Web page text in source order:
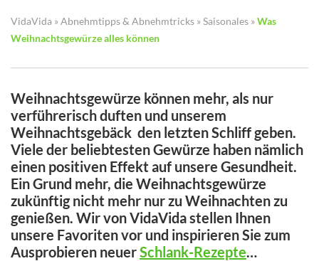
VidaVida »Abnehmtipps & Abnehmtricks »Saisonales »Was
Weihnachtsgewürze alles können
Weihnachtsgewürze können mehr, als nur
verführerisch duften und unserem
Weihnachtsgebäck den letzten Schliff geben.
Viele der beliebtesten Gewürze haben nämlich
einen positiven Effekt auf unsere Gesundheit.
Ein Grund mehr, die Weihnachtsgewürze
zukünftig nicht mehr nur zu Weihnachten zu
genießen. Wir von VidaVida stellen Ihnen
unsere Favoriten vor und inspirieren Sie zum
Ausprobieren neuerSchlank-Rezepte…